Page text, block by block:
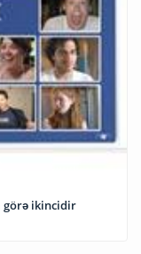
görə ikincidir